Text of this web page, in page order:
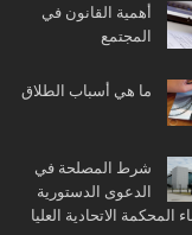
أهمية القانون في
المجتمع
ما هي أسباب الطلاق
شرط المصلحة في
الدعوى الدستورية
المحكمة الاتحادية العليا